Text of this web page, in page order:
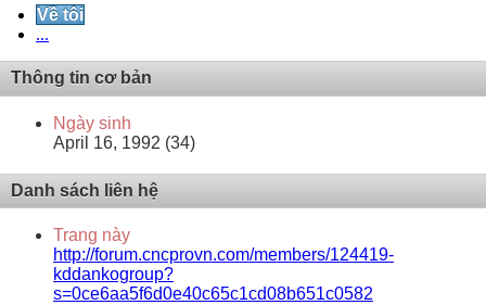
Về tôi
...
Thông tin cơ bản
Ngày sinh
April 16, 1992 (34)
Danh sách liên hệ
Trang này
http://forum.cncprovn.com/members/124419-
kddankogroup?
s=0ce6aa5f6d0e40c65c1cd08b651c0582